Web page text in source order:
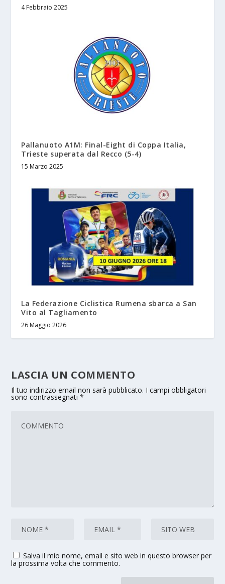
4 Febbraio 2025
Pallanuoto A1M: Final-Eight di Coppa Italia,
Trieste superata dal Recco (5-4)
15 Marzo 2025
La Federazione Ciclistica Rumena sbarca a San
Vito al Tagliamento
26 Maggio 2026
LASCIA UN COMMENTO
Il tuo indirizzo email non sarà pubblicato. I campi obbligatori
sono contrassegnati*
Salva il mio nome, email e sito web in questo browser per
la prossima volta che commento.